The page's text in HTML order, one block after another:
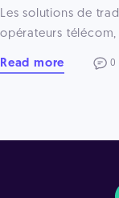
Les solutions de
opérateurs télécom,
Read more 0